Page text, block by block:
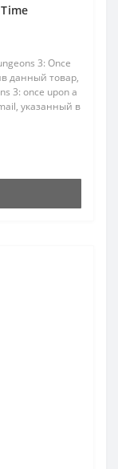
3: Once
данный товар,
3: once upon a
указанный в